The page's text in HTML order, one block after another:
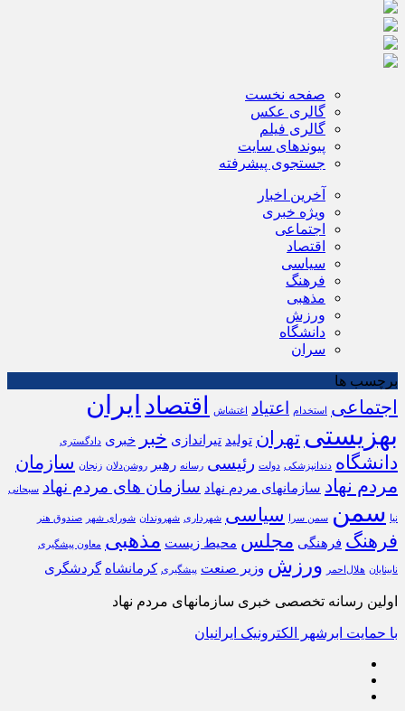
صفحه نخست
گالری عکس
گالری فیلم
پیوندهای سایت
جستجوی پیشرفته
آخرین اخبار
ویژه خبری
اجتماعی
اقتصاد
سیاسی
فرهنگ
مذهبی
ورزش
دانشگاه
سران
برچسب ها
اجتماعی استخدام اعتیاد اغتشاش اقتصاد ایران
بهزیستی تهران تولید تیراندازی خبر خبری دادگستری
دانشگاه دندانپزشکی دولت رئیسی رسانه رهبر روشن‌دلان زنجان سازمان
مردم نهاد سازمانهای مردم نهاد سازمان های مردم نهاد سبحانی
نیا سمن سمن سرا سیاسی شهرداری شهروندان شورای شهر صندوق هنر
فرهنگ فرهنگی مجلس محیط زیست مذهبی معاون پیشگیری
نابینایان هلال‌احمر ورزش وزیر صنعت پیشگیری کرمانشاه گردشگری
اولین رسانه تخصصی خبری سازمانهای مردم نهاد
با حمایت ابرشهر الکترونیک ایرانیان